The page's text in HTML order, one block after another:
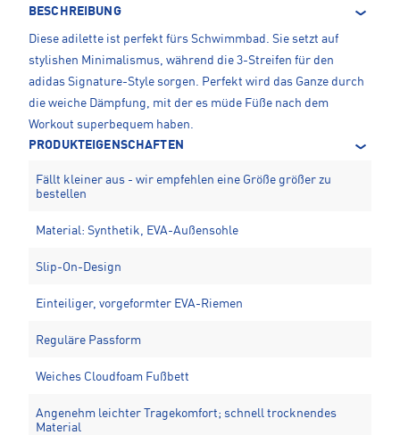
BESCHREIBUNG
Diese adilette ist perfekt fürs Schwimmbad. Sie setzt auf
stylishen Minimalismus, während die 3-Streifen für den
adidas Signature-Style sorgen. Perfekt wird das Ganze durch
die weiche Dämpfung, mit der es müde Füße nach dem
Workout superbequem haben.
PRODUKTEIGENSCHAFTEN
Fällt kleiner aus - wir empfehlen eine Größe größer zu
bestellen
Material: Synthetik, EVA-Außensohle
Slip-On-Design
Einteiliger, vorgeformter EVA-Riemen
Reguläre Passform
Weiches Cloudfoam Fußbett
Angenehm leichter Tragekomfort; schnell trocknendes
Material